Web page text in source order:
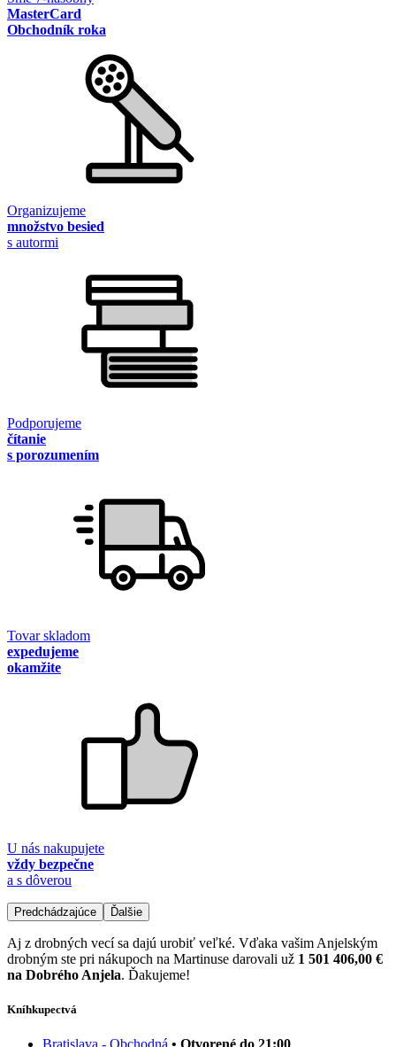
MasterCard
Obchodník roka
Organizujeme
množstvo besied
s autormi
Podporujeme
čítanie
s porozumením
Tovar skladom
expedujeme
okamžite
U nás nakupujete
vždy bezpečne
a s dôverou
Predchádzajúce Ďalšie
Aj z drobných vecí sa dajú urobiť veľké. Vďaka vašim Anjelským
drobným ste pri nákupoch na Martinuse darovali už 1 501 406,00 €
na Dobrého Anjela. Ďakujeme!
Kníhkupectvá
Bratislava - Obchodná • Otvorené do 21:00